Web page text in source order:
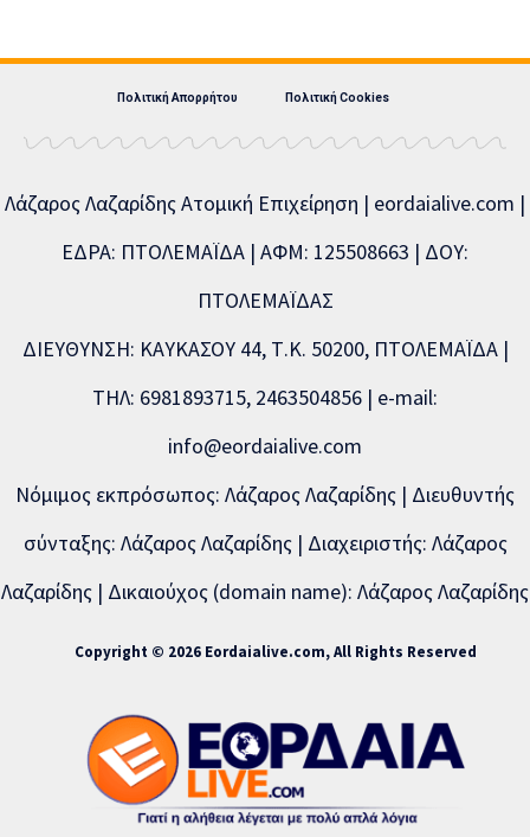
Πολιτική Απορρήτου Πολιτική Cookies
Λάζαρος Λαζαρίδης Ατομική Επιχείρηση | eordaialive.com |
ΕΔΡΑ: ΠΤΟΛΕΜΑΪΔΑ | ΑΦΜ: 125508663 | ΔΟΥ:
ΠΤΟΛΕΜΑΪΔΑΣ
ΔΙΕΥΘΥΝΣΗ: ΚΑΥΚΑΣΟΥ 44, Τ.Κ. 50200, ΠΤΟΛΕΜΑΪΔΑ |
ΤΗΛ: 6981893715, 2463504856 | e-mail:
info@eordaialive.com
Νόμιμος εκπρόσωπος: Λάζαρος Λαζαρίδης | Διευθυντής
σύνταξης: Λάζαρος Λαζαρίδης | Διαχειριστής: Λάζαρος
Λαζαρίδης | Δικαιούχος (domain name): Λάζαρος Λαζαρίδης
Copyright © 2026 Eordaialive.com, All Rights Reserved